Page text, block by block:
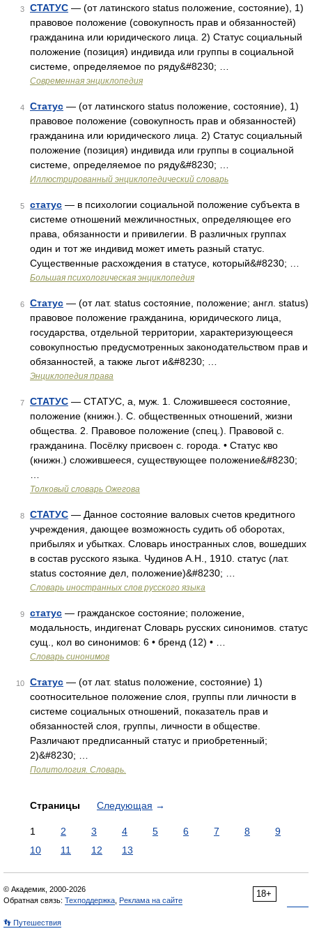
3 СТАТУС — (от латинского status положение, состояние), 1)
правовое положение (совокупность прав и обязанностей)
гражданина или юридического лица. 2) Статус социальный
положение (позиция) индивида или группы в социальной
системе, определяемое по ряду&#8230; …
Современная энциклопедия
4 Статус — (от латинского status положение, состояние), 1)
правовое положение (совокупность прав и обязанностей)
гражданина или юридического лица. 2) Статус социальный
положение (позиция) индивида или группы в социальной
системе, определяемое по ряду&#8230; …
Иллюстрированный энциклопедический словарь
5 статус — в психологии социальной положение субъекта в
системе отношений межличностных, определяющее его
права, обязанности и привилегии. В различных группах
один и тот же индивид может иметь разный статус.
Существенные расхождения в статусе, который&#8230; …
Большая психологическая энциклопедия
6 Статус — (от лат. status состояние, положение; англ. status)
правовое положение гражданина, юридического лица,
государства, отдельной территории, характеризующееся
совокупностью предусмотренных законодательством прав и
обязанностей, а также льгот и&#8230; …
Энциклопедия права
7 СТАТУС — СТАТУС, а, муж. 1. Сложившееся состояние,
положение (книжн.). С. общественных отношений, жизни
общества. 2. Правовое положение (спец.). Правовой с.
гражданина. Посёлку присвоен с. города. • Статус кво
(книжн.) сложившееся, существующее положение&#8230;
Толковый словарь Ожегова
8 СТАТУС — Данное состояние валовых счетов кредитного
учреждения, дающее возможность судить об оборотах,
прибылях и убытках. Словарь иностранных слов, вошедших
в состав русского языка. Чудинов А.Н., 1910. статус (лат.
status состояние дел, положение)&#8230; …
Словарь иностранных слов русского языка
9 статус — гражданское состояние; положение,
модальность, индигенат Словарь русских синонимов. статус
сущ., кол во синонимов: 6 • бренд (12) • …
Словарь синонимов
10 Статус — (от лат. status положение, состояние) 1)
соотносительное положение слоя, группы пли личности в
системе социальных отношений, показатель прав и
обязанностей слоя, группы, личности в обществе.
Различают предписанный статус и приобретенный;
2)&#8230; …
Политология. Словарь.
Страницы Следующая →
1 2 3 4 5 6 7 8
9
10
11 12 13
18+
© Академик, 2000-2026
Обратная связь: Техподдержка Реклама на сайте
👣 Путешествия